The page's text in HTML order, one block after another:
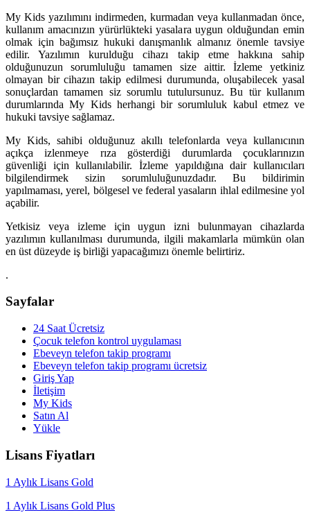
My Kids yazılımını indirmeden, kurmadan veya kullanmadan önce,
kullanım amacınızın yürürlükteki yasalara uygun olduğundan emin
olmak için bağımsız hukuki danışmanlık almanız önemle tavsiye
edilir. Yazılımın kurulduğu cihazı takip etme hakkına sahip
olduğunuzun sorumluluğu tamamen size aittir. İzleme yetkiniz
olmayan bir cihazın takip edilmesi durumunda, oluşabilecek yasal
sonuçlardan tamamen siz sorumlu tutulursunuz. Bu tür kullanım
durumlarında My Kids herhangi bir sorumluluk kabul etmez ve
hukuki tavsiye sağlamaz.
My Kids, sahibi olduğunuz akıllı telefonlarda veya kullanıcının
açıkça izlenmeye rıza gösterdiği durumlarda çocuklarınızın
güvenliği için kullanılabilir. İzleme yapıldığına dair kullanıcıları
bilgilendirmek sizin sorumluluğunuzdadır. Bu bildirimin
yapılmaması, yerel, bölgesel ve federal yasaların ihlal edilmesine yol
açabilir.
Yetkisiz veya izleme için uygun izni bulunmayan cihazlarda
yazılımın kullanılması durumunda, ilgili makamlarla mümkün olan
en üst düzeyde iş birliği yapacağımızı önemle belirtiriz.
.
Sayfalar
24 Saat Ücretsiz
Çocuk telefon kontrol uygulaması
Ebeveyn telefon takip programı
Ebeveyn telefon takip programı ücretsiz
Giriş Yap
İletişim
My Kids
Satın Al
Yükle
Lisans Fiyatları
1 Aylık Lisans Gold
1 Aylık Lisans Gold Plus